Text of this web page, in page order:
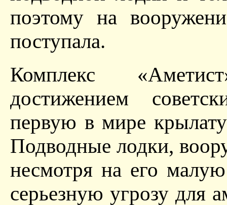
поэтому на
поступала.
Комплекс
достижением
первую в мире
Подводные лодки,
несмотря на его
серьезную угрозу для